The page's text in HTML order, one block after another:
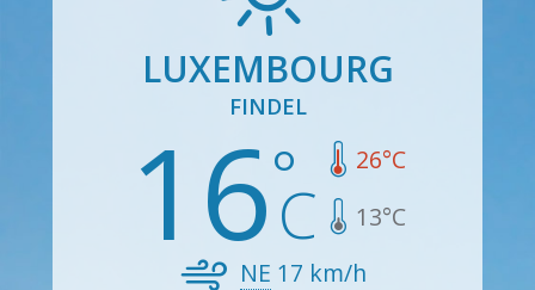
LUXEMBOURG
FINDEL
16 26°C
13°C
NE 17 km/h